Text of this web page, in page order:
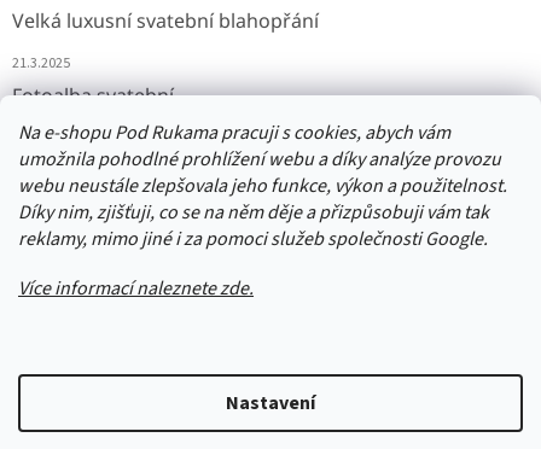
Na e-shopu Pod Rukama pracuji s cookies, abych vám
umožnila pohodlné prohlížení webu a díky analýze provozu
webu neustále zlepšovala jeho funkce, výkon a použitelnost.
Díky nim, zjišťuji, co se na něm děje a přizpůsobuji vám tak
reklamy, mimo jiné i za pomoci služeb společnosti Google.
Více informací naleznete zde.
Nastavení
Upozornění: Balíčky jsou odesílány odpoledne následující den po
Velká luxusní svatební blahopřání
21.3.2025
Fotoalba svatební
11.3.2025
Přijímáme online platby